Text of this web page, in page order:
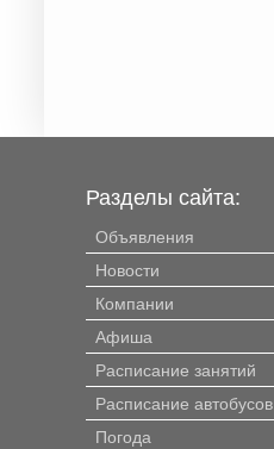
Разделы сайта:
Объявления
Новости
Компании
Афиша
Расписание занятий
Расписание автобусов
Погода